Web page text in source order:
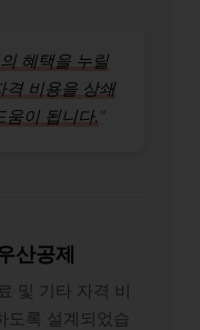
혜택을 누릴
격 비용을 상쇄
움이 됩니다. “
산공제
및 기타 자격 비
도록 설계되었습